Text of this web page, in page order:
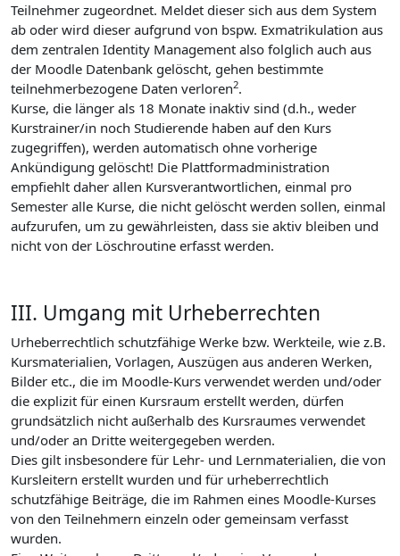
Teilnehmer zugeordnet. Meldet dieser sich aus dem System
ab oder wird dieser aufgrund von bspw. Exmatrikulation aus
dem zentralen Identity Management also folglich auch aus
der Moodle Datenbank gelöscht, gehen bestimmte
teilnehmerbezogene Daten verloren2.
Kurse, die länger als 18 Monate inaktiv sind (d.h., weder
Kurstrainer/in noch Studierende haben auf den Kurs
zugegriffen), werden automatisch ohne vorherige
Ankündigung gelöscht! Die Plattformadministration
empfiehlt daher allen Kursverantwortlichen, einmal pro
Semester alle Kurse, die nicht gelöscht werden sollen, einmal
aufzurufen, um zu gewährleisten, dass sie aktiv bleiben und
nicht von der Löschroutine erfasst werden.
III. Umgang mit Urheberrechten
Urheberrechtlich schutzfähige Werke bzw. Werkteile, wie z.B.
Kursmaterialien, Vorlagen, Auszügen aus anderen Werken,
Bilder etc., die im Moodle-Kurs verwendet werden und/oder
die explizit für einen Kursraum erstellt werden, dürfen
grundsätzlich nicht außerhalb des Kursraumes verwendet
und/oder an Dritte weitergegeben werden.
Dies gilt insbesondere für Lehr- und Lernmaterialien, die von
Kursleitern erstellt wurden und für urheberrechtlich
schutzfähige Beiträge, die im Rahmen eines Moodle-Kurses
von den Teilnehmern einzeln oder gemeinsam verfasst
wurden.